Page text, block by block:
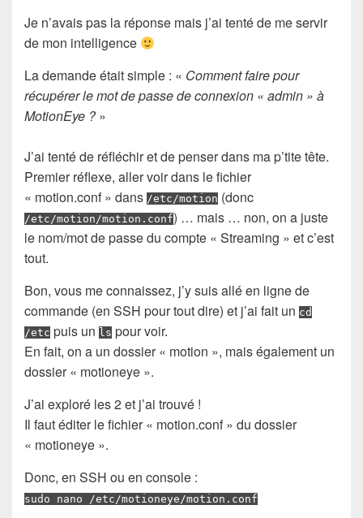
Je n’avais pas la réponse mais j’ai tenté de me servir
de mon intelligence
La demande était simple : « Comment faire pour
récupérer le mot de passe de connexion « admin » à
MotionEye ?»
J’ai tenté de réfléchir et de penser dans ma p’tite tête.
Premier réflexe, aller voir dans le fichier
« motion.conf » dans /etc/motion (donc
/etc/motion/motion.conf) … mais … non, on a juste
le nom/mot de passe du compte « Streaming » et c’est
tout.
Bon, vous me connaissez, j’y suis allé en ligne de
commande (en SSH pour tout dire) et j’ai fait un cd
/etc puis un ls pour voir.
En fait, on a un dossier « motion », mais également un
dossier « motioneye ».
J’ai exploré les 2 et j’ai trouvé !
Il faut éditer le fichier « motion.conf » du dossier
« motioneye ».
Donc, en SSH ou en console :
sudo nano /etc/motioneye/motion.conf